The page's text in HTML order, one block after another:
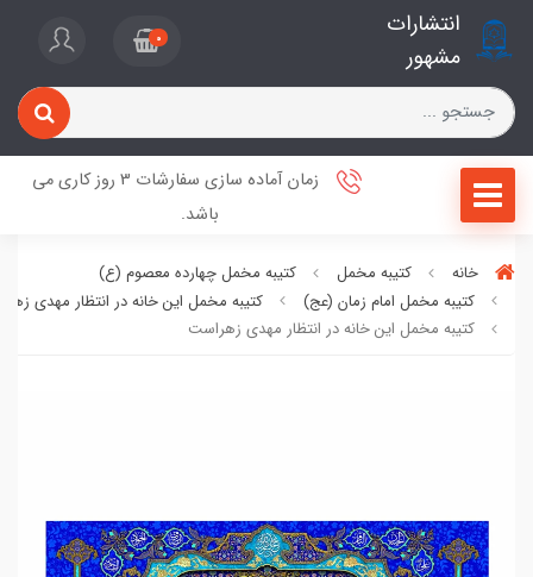
انتشارات
مشهور
0
زمان آماده سازی سفارشات 3 روز کاری می
باشد.
خانه کتیبه مخمل
کتیبه مخمل چهارده معصوم (ع)
کتیبه مخمل امام زمان (عج)
کتیبه مخمل این خانه در انتظار مهدی
کتیبه مخمل این خانه در انتظار مهدی زهراست